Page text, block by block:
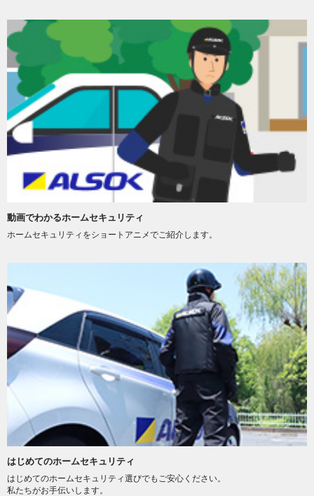
動画でわかるホームセキュリティ
ホームセキュリティをショートアニメでご紹介します。
はじめてのホームセキュリティ
はじめてのホームセキュリティ選びでもご安心ください。
私たちがお手伝いします。